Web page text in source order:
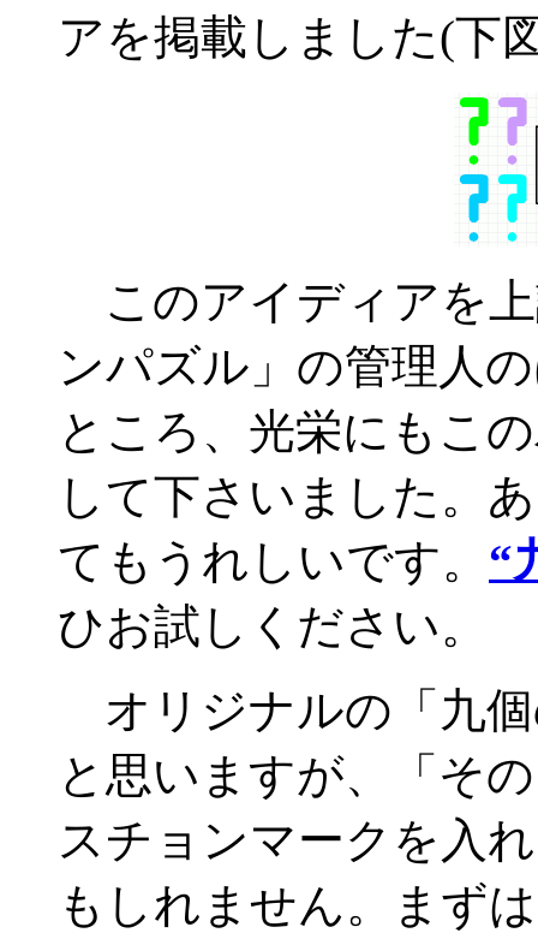
アを掲載しました(下
このアイディアを
ンパズル」の管理人
ところ、光栄にもこ
して下さいました。
てもうれしいです。 “
ひお試しください。
オリジナルの「九
と思いますが、「そ
スチョンマークを入
もしれません。まず